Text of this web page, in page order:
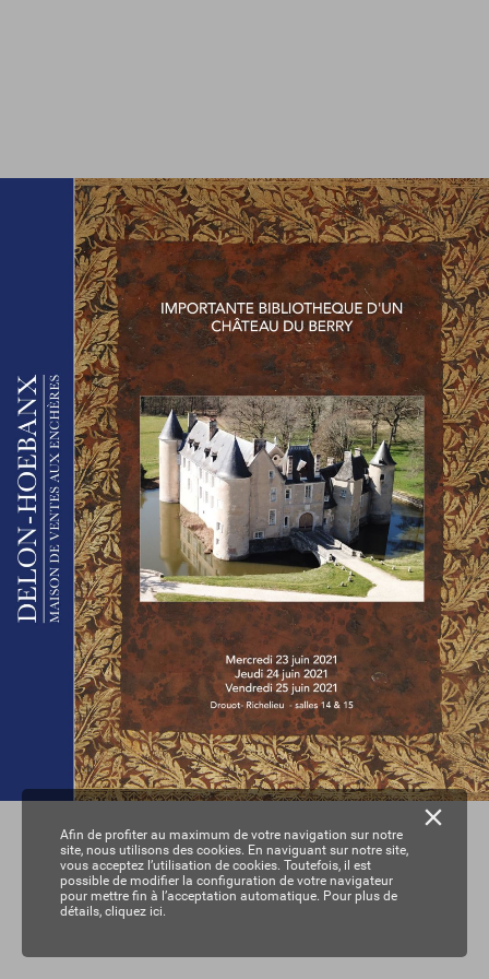
Afin de profiter au maximum de votre navigation sur notre
site, nous utilisons des cookies. En naviguant sur notre site,
vous acceptez l’utilisation de cookies. Toutefois, il est
possible de modifier la configuration de votre navigateur
pour mettre fin à l’acceptation automatique. Pour plus de
détails, cliquez ici.